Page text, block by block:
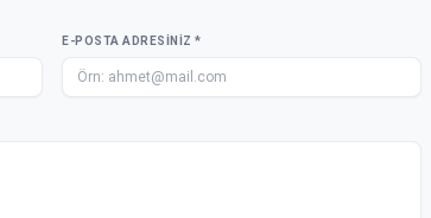
E-POSTA ADRESINIZ *